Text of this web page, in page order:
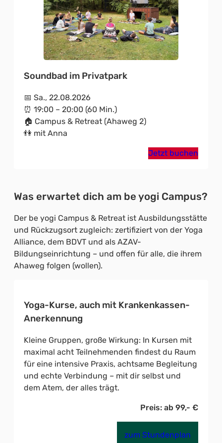
Soundbad im Privatpark
📅 Sa., 22.08.2026
⏰ 19:00 – 20:00 (60 Min.)
🏠 Campus & Retreat (Ahaweg 2)
👫 mit Anna
Jetzt buchen
Was erwartet dich am be yogi Campus?
Der be yogi Campus & Retreat ist Ausbildungsstätte
und Rückzugsort zugleich: zertifiziert von der Yoga
Alliance, dem BDVT und als AZAV-
Bildungseinrichtung – und offen für alle, die ihrem
Ahaweg folgen (wollen).
Yoga-Kurse, auch mit Krankenkassen-
Anerkennung
Kleine Gruppen, große Wirkung: In Kursen mit
maximal acht Teilnehmenden findest du Raum
für eine intensive Praxis, achtsame Begleitung
und echte Verbindung – mit dir selbst und
dem Atem, der alles trägt.
Preis: ab 99,- €
zum Stundenplan